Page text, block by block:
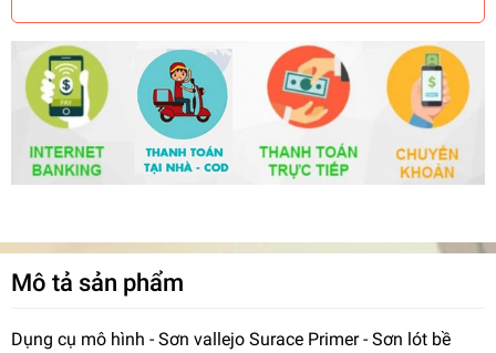
Mô tả sản phẩm
Dụng cụ mô hình - Sơn vallejo Surace Primer - Sơn lót bề